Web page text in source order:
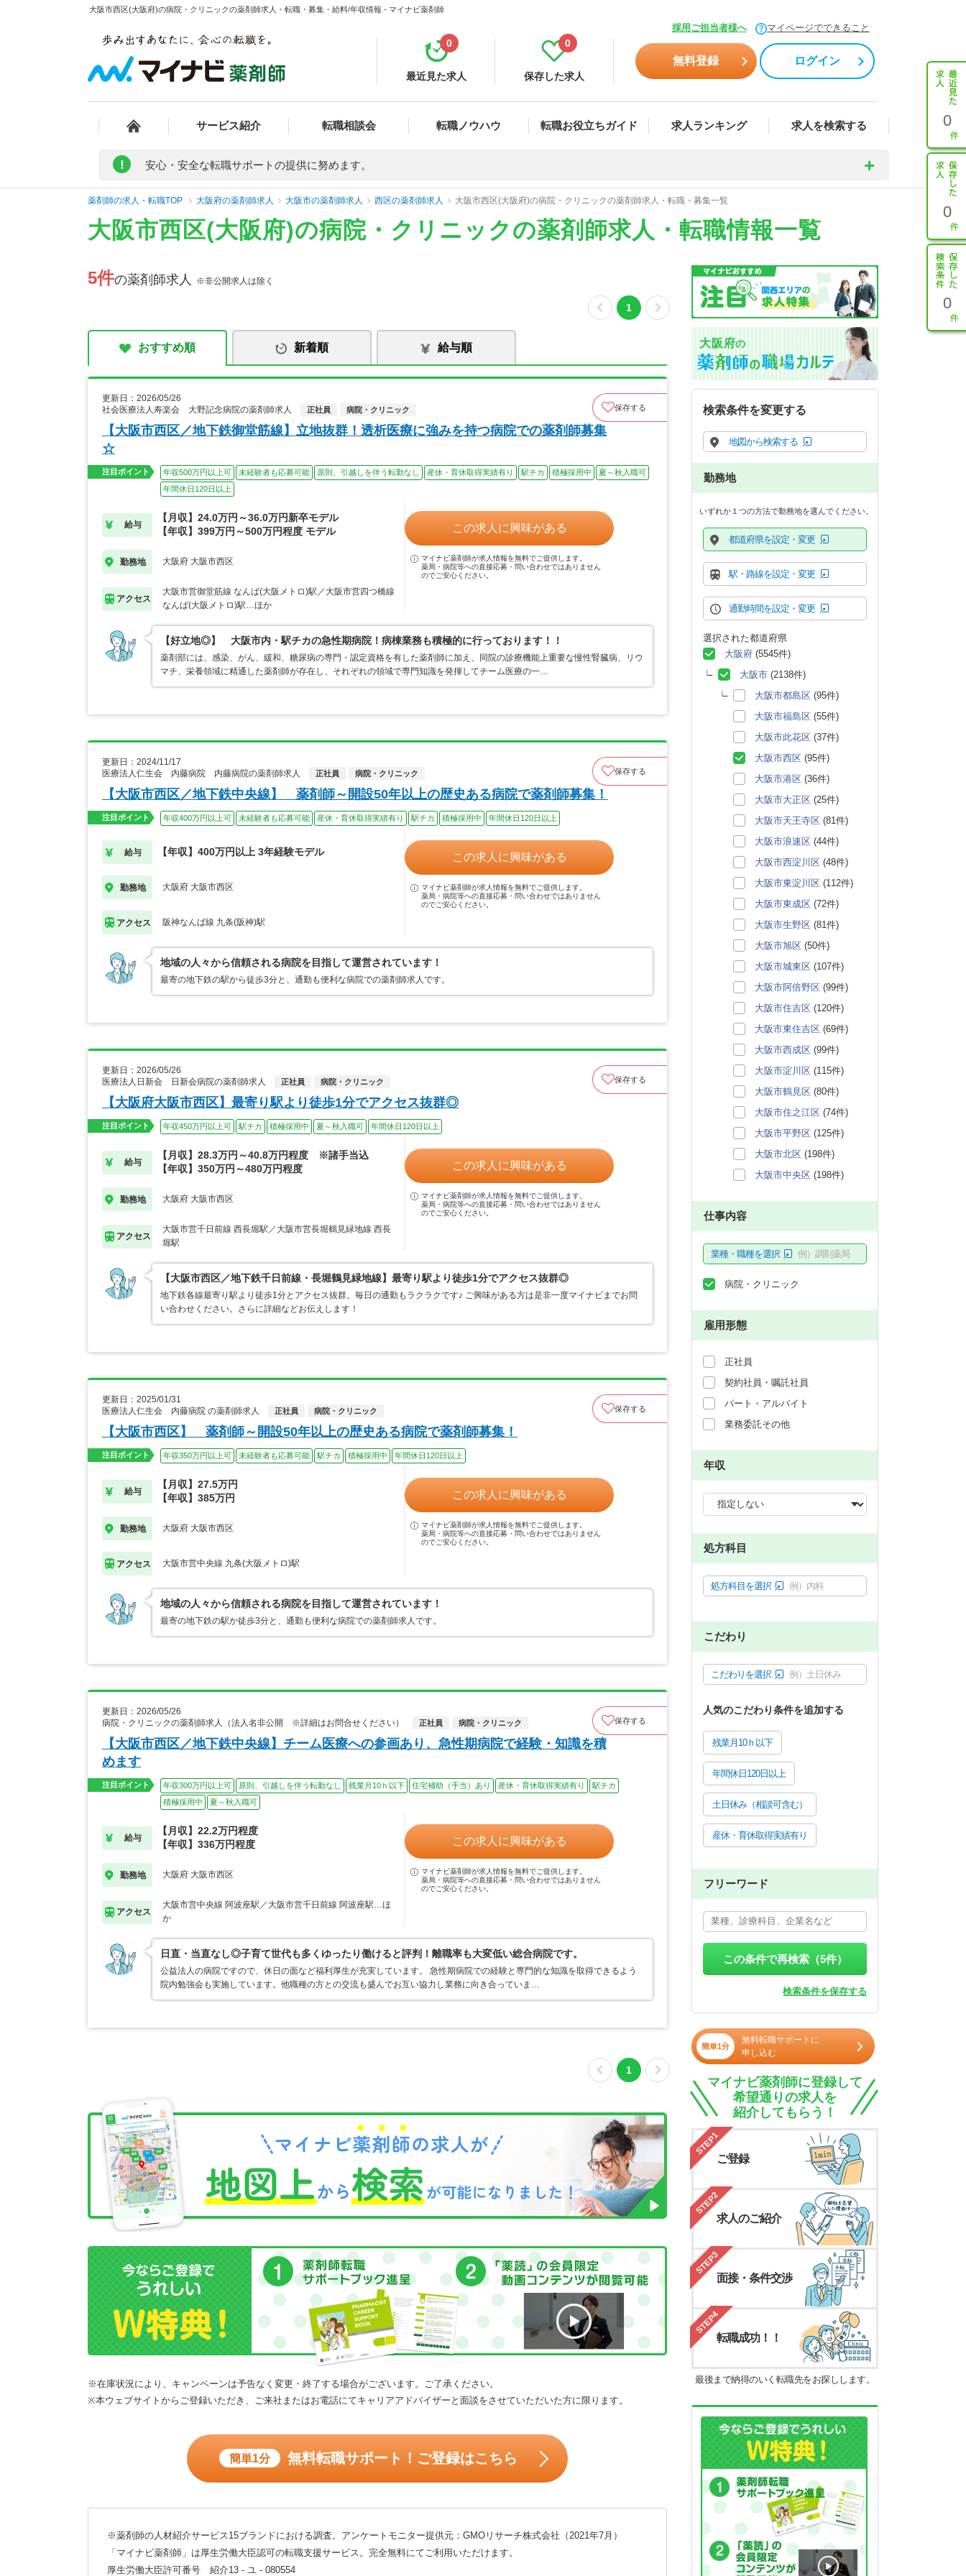
大阪市西区(大阪府)の病院・クリニックの薬剤師求人・転職・募集・給料/年収情報 - マイナビ薬剤師
採用ご担当者様へ マイページでできること
最近見た求人
0
保存した求人
0
無料登録 ログイン
サービス紹介 転職相談会 転職ノウハウ 転職お役立ちガイド 求人ランキング 求人を検索する 0
0
0
! 安心・安全な転職サポートの提供に努めます。
薬剤師の求人・転職TOP 大阪府の薬剤師求人 大阪市の薬剤師求人 西区の薬剤師求人 大阪市西区(大阪府)の病院・クリニックの薬剤師求人・転職・募集一覧
大阪市西区(大阪府)の病院・クリニックの薬剤師求人・転職情報一覧
5件の薬剤師求人 ※非公開求人は除く
1
おすすめ順 新着順 給与順
更新日：2026/05/26
社会医療法人寿楽会 大野記念病院の薬剤師求人
正社員 病院・クリニック 保存する
【大阪市西区／地下鉄御堂筋線】立地抜群！透析医療に強みを持つ病院での薬剤師募集
☆
注目ポイント 年収500万円以上可 未経験者も応募可能 原則、引越しを伴う転勤なし 産休・育休取得実績有り 駅チカ 積極採用中
夏～秋入職可
年間休日120日以上
給与
【月収】24.0万円～36.0万円新卒モデル
【年収】399万円～500万円程度 モデル
勤務地 大阪府 大阪市西区
アクセス
大阪市営御堂筋線 なんば(大阪メトロ)駅／大阪市営四つ橋線
なんば(大阪メトロ)駅…ほか
この求人に興味がある
マイナビ薬剤師が求人情報を無料でご提供します。
薬局・病院等への直接応募・問い合わせではありません
のでご安心ください。
【好立地◎】 大阪市内・駅チカの急性期病院！病棟業務も積極的に行っております！！
薬剤部には、感染、がん、緩和、糖尿病の専門・認定資格を有した薬剤師に加え、同院の診療機能上重要な慢性腎臓病、リウ
マチ、栄養領域に精通した薬剤師が存在し、それぞれの領域で専門知識を発揮してチーム医療の一…
更新日：2024/11/17
医療法人仁生会 内藤病院 内藤病院の薬剤師求人
正社員 病院・クリニック 保存する
【大阪市西区／地下鉄中央線】 薬剤師～開設50年以上の歴史ある病院で薬剤師募集！
注目ポイント 年収400万円以上可 未経験者も応募可能 産休・育休取得実績有り 駅チカ 積極採用中 年間休日120日以上
給与 【年収】400万円以上 3年経験モデル
勤務地 大阪府 大阪市西区
アクセス 阪神なんば線 九条(阪神)駅
この求人に興味がある
マイナビ薬剤師が求人情報を無料でご提供します。
薬局・病院等への直接応募・問い合わせではありません
のでご安心ください。
地域の人々から信頼される病院を目指して運営されています！
最寄の地下鉄の駅から徒歩3分と、通勤も便利な病院での薬剤師求人です。
更新日：2026/05/26
医療法人日新会 日新会病院の薬剤師求人
正社員 病院・クリニック 保存する
【大阪府大阪市西区】最寄り駅より徒歩1分でアクセス抜群◎
注目ポイント 年収450万円以上可 駅チカ 積極採用中 夏～秋入職可 年間休日120日以上
給与
【月収】28.3万円～40.8万円程度 ※諸手当込
【年収】350万円～480万円程度
勤務地 大阪府 大阪市西区
アクセス
大阪市営千日前線 西長堀駅／大阪市営長堀鶴見緑地線 西長
堀駅
この求人に興味がある
マイナビ薬剤師が求人情報を無料でご提供します。
薬局・病院等への直接応募・問い合わせではありません
のでご安心ください。
【大阪市西区／地下鉄千日前線・長堀鶴見緑地線】最寄り駅より徒歩1分でアクセス抜群◎
地下鉄各線最寄り駅より徒歩1分とアクセス抜群。毎日の通勤もラクラクです♪ ご興味がある方は是非一度マイナビまでお問
い合わせください。さらに詳細などお伝えします！
更新日：2025/01/31
医療法人仁生会 内藤病院 の薬剤師求人
正社員 病院・クリニック 保存する
【大阪市西区】 薬剤師～開設50年以上の歴史ある病院で薬剤師募集！
注目ポイント 年収350万円以上可 未経験者も応募可能 駅チカ 積極採用中 年間休日120日以上
給与
【月収】27.5万円
【年収】385万円
勤務地 大阪府 大阪市西区
アクセス 大阪市営中央線 九条(大阪メトロ)駅
この求人に興味がある
マイナビ薬剤師が求人情報を無料でご提供します。
薬局・病院等への直接応募・問い合わせではありません
のでご安心ください。
地域の人々から信頼される病院を目指して運営されています！
最寄の地下鉄の駅か徒歩3分と、通勤も便利な病院での薬剤師求人です。
更新日：2026/05/26
病院・クリニックの薬剤師求人（法人名非公開 ※詳細はお問合せください）
正社員 病院・クリニック 保存する
【大阪市西区／地下鉄中央線】チーム医療への参画あり、急性期病院で経験・知識を積
めます
注目ポイント 年収300万円以上可 原則、引越しを伴う転勤なし 残業月10ｈ以下 住宅補助（手当）あり 産休・育休取得実績有り
駅チカ
積極採用中
夏～秋入職可
給与
【月収】22.2万円程度
【年収】336万円程度
勤務地 大阪府 大阪市西区
アクセス
大阪市営中央線 阿波座駅／大阪市営千日前線 阿波座駅…ほ
か
この求人に興味がある
マイナビ薬剤師が求人情報を無料でご提供します。
薬局・病院等への直接応募・問い合わせではありません
のでご安心ください。
日直・当直なし◎子育て世代も多くゆったり働けると評判！離職率も大変低い総合病院です。
公益法人の病院ですので、休日の面など福利厚生が充実しています。 急性期病院での経験と専門的な知識を取得できるよう
院内勉強会も実施しています。他職種の方との交流も盛んでお互い協力し業務に向き合っていま…
1
※在庫状況により、キャンペーンは予告なく変更・終了する場合がございます。ご了承ください。
※本ウェブサイトからご登録いただき、ご来社またはお電話にてキャリアアドバイザーと面談をさせていただいた方に限ります。
簡単1分 無料転職サポート！ご登録はこちら
※薬剤師の人材紹介サービス15ブランドにおける調査。アンケートモニター提供元：GMOリサーチ株式会社（2021年7月）
「マイナビ薬剤師」は厚生労働大臣認可の転職支援サービス。完全無料にてご利用いただけます。
厚生労働大臣許可番号 紹介13 - ユ - 080554
大阪府の
検索条件を変更する
地図から検索する
勤務地
いずれか１つの方法で勤務地を選んでください。
都道府県を設定・変更
駅・路線を設定・変更
通勤時間を設定・変更
選択された都道府県
大阪府 (5545件)
大阪市 (2138件)
大阪市都島区 (95件)
大阪市福島区 (55件)
大阪市此花区 (37件)
大阪市西区 (95件)
大阪市港区 (36件)
大阪市大正区 (25件)
大阪市天王寺区 (81件)
大阪市浪速区 (44件)
大阪市西淀川区 (48件)
大阪市東淀川区 (112件)
大阪市東成区 (72件)
大阪市生野区 (81件)
大阪市旭区 (50件)
大阪市城東区 (107件)
大阪市阿倍野区 (99件)
大阪市住吉区 (120件)
大阪市東住吉区 (69件)
大阪市西成区 (99件)
大阪市淀川区 (115件)
大阪市鶴見区 (80件)
大阪市住之江区 (74件)
大阪市平野区 (125件)
大阪市北区 (198件)
大阪市中央区 (198件)
仕事内容
業種・職種を選択 例）調剤薬局
病院・クリニック
雇用形態
正社員
契約社員・嘱託社員
パート・アルバイト
業務委託その他
年収
処方科目
処方科目を選択 例）内科
こだわり
こだわりを選択 例）土日休み
人気のこだわり条件を追加する
残業月10ｈ以下
年間休日120日以上
土日休み（相談可含む）
産休・育休取得実績有り
フリーワード
この条件で再検索（5件）
検索条件を保存する
簡単1分
無料転職サポートに
申し込む
マイナビ薬剤師に登録して
希望通りの求人を
紹介してもらう！
STEP1
ご登録
STEP2
求人のご紹介
STEP3
面接・条件交渉
STEP4
転職成功！！
最後まで納得のいく転職先をお探しします。